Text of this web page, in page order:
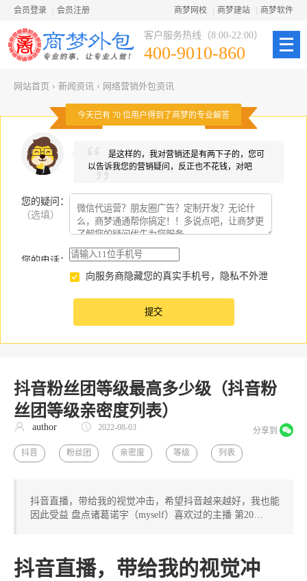
会员登录 会员注册 商梦网校 商梦建站 商梦软件
客户服务热线（8:00-22:00）
400-9010-860
网站首页 › 新闻资讯 › 网络营销外包资讯
今天已有 70 位用户得到了商梦的专业解答
是这样的，我对营销还是有两下子的，您可
以告诉我您的营销疑问，反正也不花钱，对吧
您的疑问
（选填）
：
您的电话：
向服务商隐藏您的真实手机号，隐私不外泄
抖音粉丝团等级最高多少级（抖音粉
丝团等级亲密度列表）
分享到
author 2022-08-03
抖音 粉丝团 亲密度 等级 列表
抖音直播，带给我的视觉冲击，希望抖音越来越好，我也能
因此受益 盘点诸葛诺宇（myself）喜欢过的主播 第20…
抖音直播，带给我的视觉冲